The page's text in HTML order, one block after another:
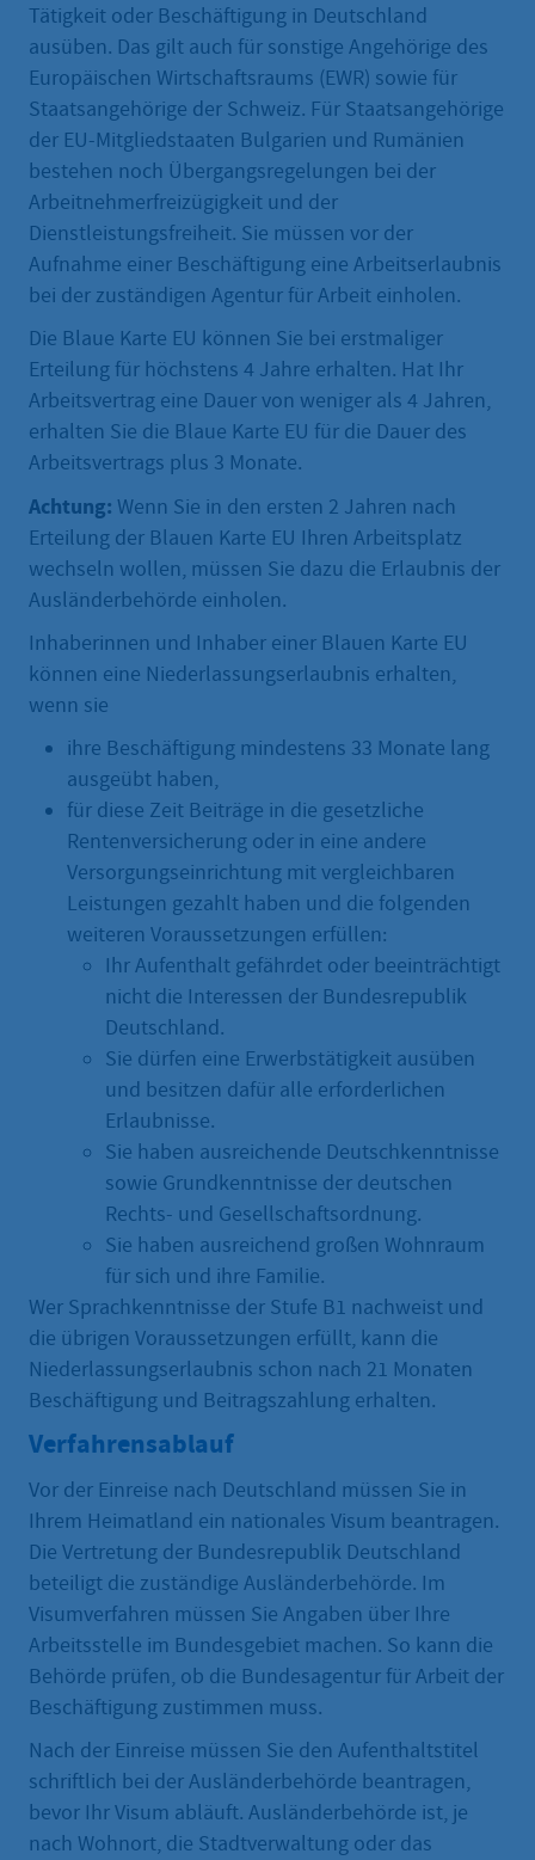
Tätigkeit oder Beschäftigung in Deutschland
ausüben. Das gilt auch für sonstige Angehörige des
Europäischen Wirtschaftsraums (EWR) sowie für
Staatsangehörige der Schweiz. Für Staatsangehörige
der EU-Mitgliedstaaten Bulgarien und Rumänien
bestehen noch Übergangsregelungen bei der
Arbeitnehmerfreizügigkeit und der
Dienstleistungsfreiheit. Sie müssen vor der
Aufnahme einer Beschäftigung eine Arbeitserlaubnis
bei der zuständigen Agentur für Arbeit einholen.
Die Blaue Karte EU können Sie bei erstmaliger
Erteilung für höchstens 4 Jahre erhalten. Hat Ihr
Arbeitsvertrag eine Dauer von weniger als 4 Jahren,
erhalten Sie die Blaue Karte EU für die Dauer des
Arbeitsvertrags plus 3 Monate.
Achtung: Wenn Sie in den ersten 2 Jahren nach
Erteilung der Blauen Karte EU Ihren Arbeitsplatz
wechseln wollen, müssen Sie dazu die Erlaubnis der
Ausländerbehörde einholen.
Inhaberinnen und Inhaber einer Blauen Karte EU
können eine Niederlassungserlaubnis erhalten,
wenn sie
ihre Beschäftigung mindestens 33 Monate lang
ausgeübt haben,
für diese Zeit Beiträge in die gesetzliche
Rentenversicherung oder in eine andere
Versorgungseinrichtung mit vergleichbaren
Leistungen gezahlt haben und die folgenden
weiteren Voraussetzungen erfüllen:
Ihr Aufenthalt gefährdet oder beeinträchtigt
nicht die Interessen der Bundesrepublik
Deutschland.
Sie dürfen eine Erwerbstätigkeit ausüben
und besitzen dafür alle erforderlichen
Erlaubnisse.
Sie haben ausreichende Deutschkenntnisse
sowie Grundkenntnisse der deutschen
Rechts- und Gesellschaftsordnung.
Sie haben ausreichend großen Wohnraum
für sich und ihre Familie.
Wer Sprachkenntnisse der Stufe B1 nachweist und
die übrigen Voraussetzungen erfüllt, kann die
Niederlassungserlaubnis schon nach 21 Monaten
Beschäftigung und Beitragszahlung erhalten.
Verfahrensablauf
Vor der Einreise nach Deutschland müssen Sie in
Ihrem Heimatland ein nationales Visum beantragen.
Die Vertretung der Bundesrepublik Deutschland
beteiligt die zuständige Ausländerbehörde. Im
Visumverfahren müssen Sie Angaben über Ihre
Arbeitsstelle im Bundesgebiet machen. So kann die
Behörde prüfen, ob die Bundesagentur für Arbeit der
Beschäftigung zustimmen muss.
Nach der Einreise müssen Sie den Aufenthaltstitel
schriftlich bei der Ausländerbehörde beantragen,
bevor Ihr Visum abläuft. Ausländerbehörde ist, je
nach Wohnort, die Stadtverwaltung oder das